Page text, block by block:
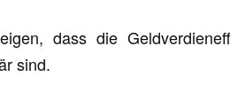
dass die
sind.